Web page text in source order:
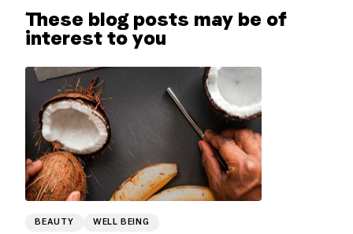
These blog posts may be of
interest to you
BEAUTY WELL BEING